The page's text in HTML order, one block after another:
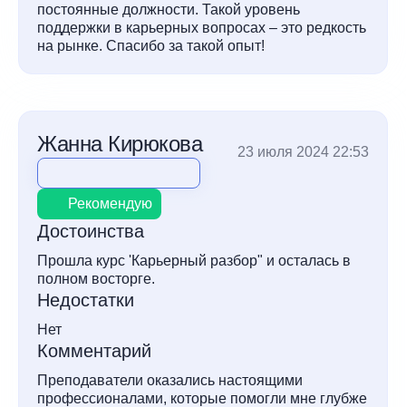
постоянные должности. Такой уровень
поддержки в карьерных вопросах – это редкость
на рынке. Спасибо за такой опыт!
Жанна Кирюкова 23 июля 2024 22:53
Рекомендую
Достоинства
Прошла курс 'Карьерный разбор" и осталась в
полном восторге.
Недостатки
Нет
Комментарий
Преподаватели оказались настоящими
профессионалами, которые помогли мне глубже